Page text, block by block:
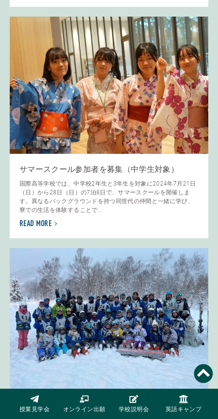
授業見学会 オンライン出願 学校説明会 英語キャンプ
サマースクール参加者を募集（中学生対象）
国際高等学校では、中学校2年生と3年生を対象に2024年7月21日
（日）から28日（日）の7泊8日で、サマースクールを開催しま
す。異なるバックグラウンドを持つ同世代の仲間と一緒に学び、
寮での生活を体験することで...
READ MORE
ニセコ（北海道）にてスキーキャンプを実施